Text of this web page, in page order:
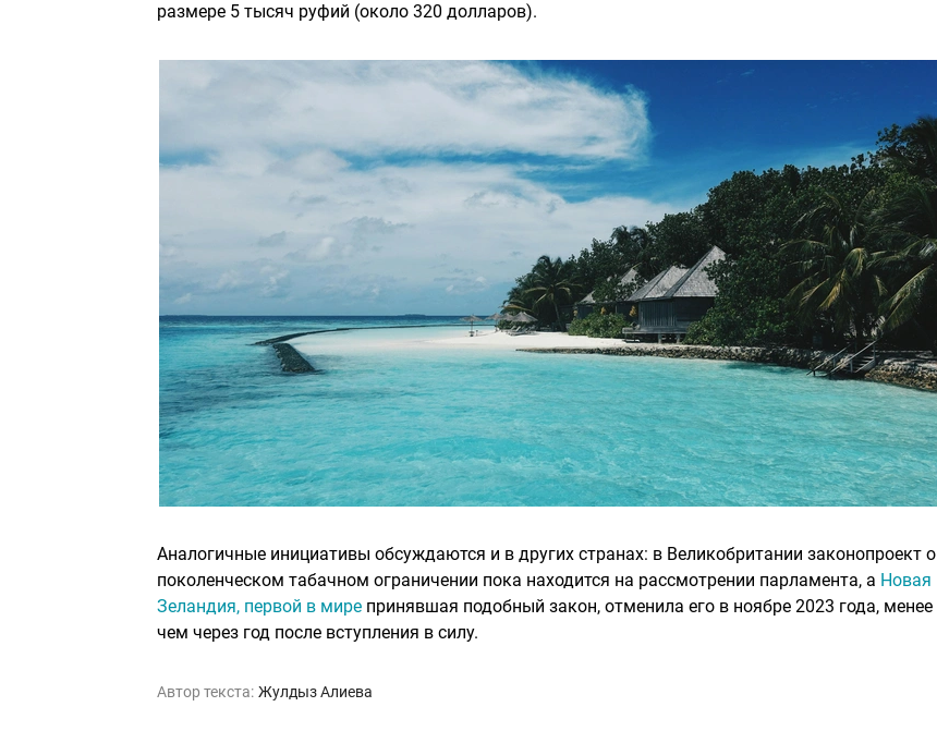
размере 5 тысяч руфий (около 320 долларов).
Аналогичные инициативы обсуждаются и в других странах: в Великобритании законопроект о
поколенческом табачном ограничении пока находится на рассмотрении парламента, а Новая
Зеландия, первой в мире принявшая подобный закон, отменила его в ноябре 2023 года, менее
чем через год после вступления в силу.
Автор текста: Жулдыз Алиева